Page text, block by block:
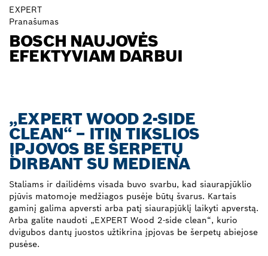
EXPERT
Pranašumas
BOSCH NAUJOVĖS
EFEKTYVIAM DARBUI
„EXPERT WOOD 2-SIDE
CLEAN“ – ITIN TIKSLIOS
ĮPJOVOS BE ŠERPETŲ
DIRBANT SU MEDIENA
Staliams ir dailidėms visada buvo svarbu, kad siaurapjūklio
pjūvis matomoje medžiagos pusėje būtų švarus. Kartais
gaminį galima apversti arba patį siaurapjūklį laikyti apverstą.
Arba galite naudoti „EXPERT Wood 2-side clean“, kurio
dvigubos dantų juostos užtikrina įpjovas be šerpetų abiejose
pusėse.